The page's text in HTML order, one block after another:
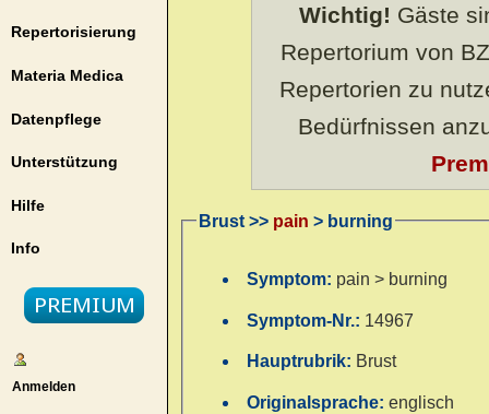
Repertorisierung
Materia Medica
Datenpflege
Unterstützung
Hilfe
Info
Anmelden
Wichtig! Gäste
Repertorium von
Repertorien zu
Bedürfnissen
Brust >> pain > burning
Symptom: pain > burning
Symptom-Nr.: 14967
Hauptrubrik: Brust
Originalsprache:englisch